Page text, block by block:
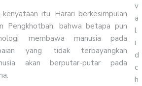
itu, Harari berkesimpulan
Pengkhotbah, bahwa betapa pun
membawa manusia pada
yang tidak terbayangkan
akan berputar-putar pada
v
a
l
i
d
c
h